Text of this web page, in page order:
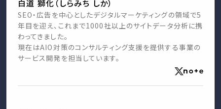
白道 獅化（しらみち しか）
SEO・広告を中心としたデジタルマーケティングの領域で5
年目を迎え、これまで1000社以上のサイトデータ分析に携
わってきました。
現在はAIO対策のコンサルティング支援を提供する事業の
サービス開発を担当しています。